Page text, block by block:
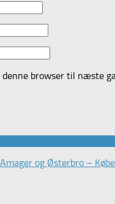
browser til næste
og Østerbro –